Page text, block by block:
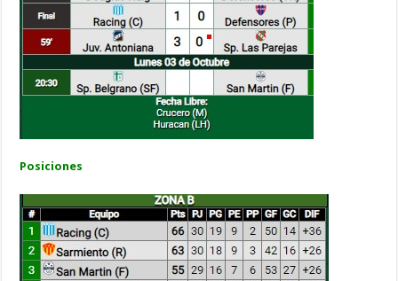
Posiciones